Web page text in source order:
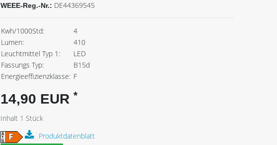
WEEE-Reg.-Nr.: DE44369545
Kwh/1000Std:
4
Lumen:
410
Leuchtmittel Typ 1:
LED
Fassungs Typ:
B15d
Energieeffizienzklasse: F
14,90 EUR *
Inhalt 1 Stück
Produktdatenblatt